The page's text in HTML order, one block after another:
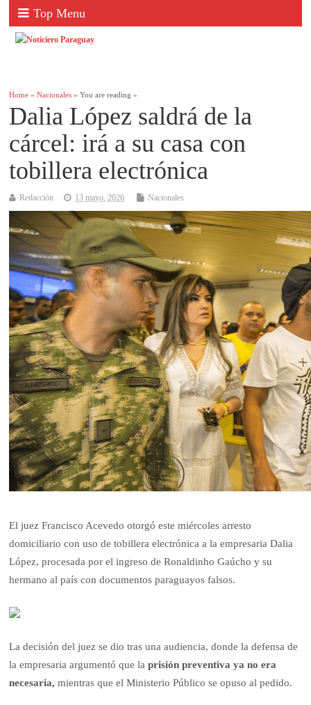
Top Menu
Home »Nacionales » You are reading »
Dalia López saldrá de la
cárcel: irá a su casa con
tobillera electrónica
Redacción 13 mayo, 2026 Nacionales
El juez Francisco Acevedo otorgó este miércoles arresto
domiciliario con uso de tobillera electrónica a la empresaria Dalia
López, procesada por el ingreso de Ronaldinho Gaúcho y su
hermano al país con documentos paraguayos falsos.
La decisión del juez se dio tras una audiencia, donde la defensa de
la empresaria argumentó que la prisión preventiva ya no era
necesaria, mientras que el Ministerio Público se opuso al pedido.